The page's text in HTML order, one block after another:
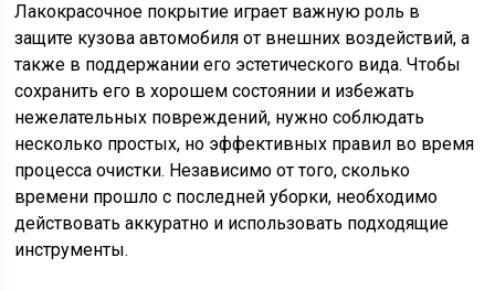
Лакокрасочное покрытие играет важную роль в
защите кузова автомобиля от внешних воздействий, а
также в поддержании его эстетического вида. Чтобы
сохранить его в хорошем состоянии и избежать
нежелательных повреждений, нужно соблюдать
несколько простых, но эффективных правил во время
процесса очистки. Независимо от того, сколько
времени прошло с последней уборки, необходимо
действовать аккуратно и использовать подходящие
инструменты.